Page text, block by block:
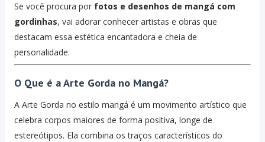
Se você procura por fotos e desenhos de mangá com
gordinhas, vai adorar conhecer artistas e obras que
destacam essa estética encantadora e cheia de
personalidade.
O Que é a Arte Gorda no Mangá?
A Arte Gorda no estilo mangá é um movimento artístico que
celebra corpos maiores de forma positiva, longe de
estereótipos. Ela combina os traços característicos do